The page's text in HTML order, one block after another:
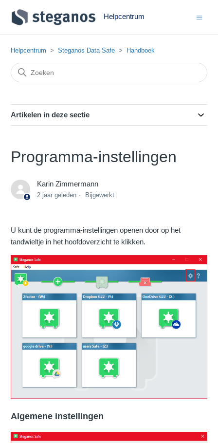
Helpcentrum
Helpcentrum Steganos Data Safe Handboek
Artikelen in deze sectie
Programma-instellingen
Karin Zimmermann
2 jaar geleden Bijgewerkt
U kunt de programma-instellingen openen door op het
tandwieltje in het hoofdoverzicht te klikken.
Algemene instellingen